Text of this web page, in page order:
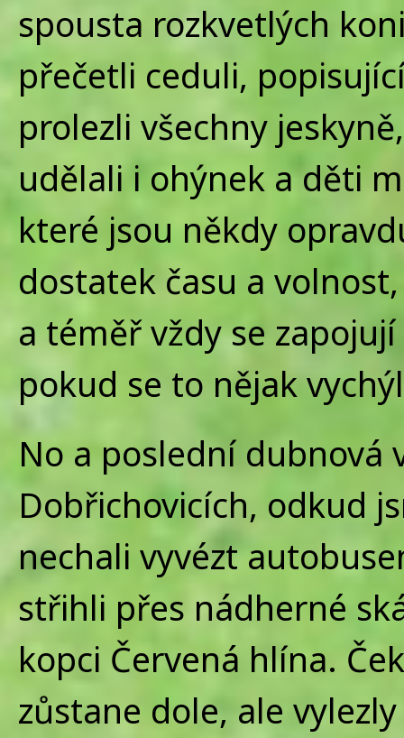
spousta rozkvetlých
přečetli ceduli,
prolezli všechny
udělali i ohýnek a děti
které jsou někdy
dostatek času a
a téměř vždy se
pokud se to nějak
No a poslední dubnová
Dobřichovicích, odkud
nechali vyvézt
střihli přes nádherné
kopci Červená hlína.
zůstane dole, ale